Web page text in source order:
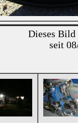
Dieses Bild
seit